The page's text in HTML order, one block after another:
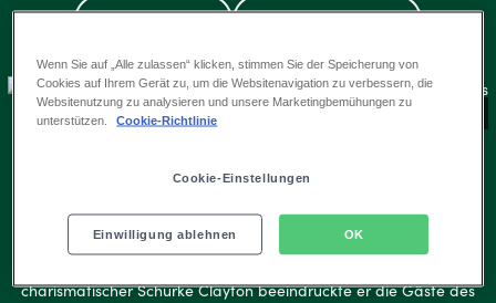
Musicaldebüt Über Richy Müller
Musicaldebüt in Stuttgart sorgte bereits für
Standing Ovations
charismatischer Schurke Clayton beeindruckte er die Gäste des
Wenn Sie auf „Alle zulassen“ klicken, stimmen Sie der Speicherung von
Cookies auf Ihrem Gerät zu, um die Websitenavigation zu verbessern, die
Websitenutzung zu analysieren und unsere Marketingbemühungen zu
unterstützen.
Cookie-Richtlinie
Cookie-Einstellungen
Einwilligung ablehnen OK